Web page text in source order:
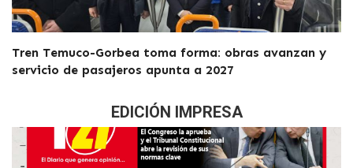
Tren Temuco-Gorbea toma forma: obras avanzan y
servicio de pasajeros apunta a 2027
EDICIÓN IMPRESA